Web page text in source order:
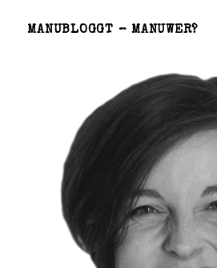
MANUBLOGGT – MANUWER?